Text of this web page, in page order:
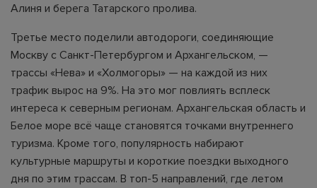
Алиня и берега Татарского пролива.
Третье место поделили автодороги, соединяющие
Москву с Санкт-Петербургом и Архангельском, —
трассы «Нева» и «Холмогоры» — на каждой из них
трафик вырос на 9%. На это мог повлиять всплеск
интереса к северным регионам. Архангельская область и
Белое море всё чаще становятся точками внутреннего
туризма. Кроме того, популярность набирают
культурные маршруты и короткие поездки выходного
дня по этим трассам. В топ-5 направлений, где летом